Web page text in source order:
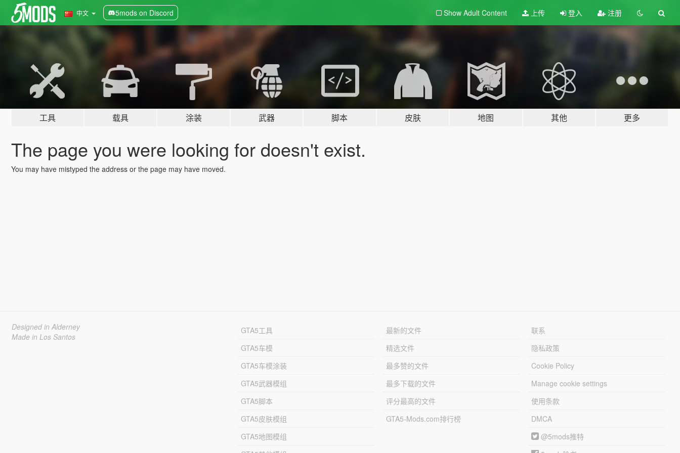
中文 5mods on Discord Show Adult Content 上传 登入 注册
工具 载具 涂装 武器 脚本 皮肤 地图 其他 更多
The page you were looking for doesn't exist.
You may have mistyped the address or the page may have moved.
Designed in Alderney
Made in Los Santos
GTA5工具
GTA5车模
GTA5车模涂装
GTA5武器模组
GTA5脚本
GTA5皮肤模组
GTA5地图模组
最新的文件
精选文件
最多赞的文件
最多下载的文件
评分最高的文件
GTA5-Mods.com排行榜
联系
隐私政策
Cookie Policy
Manage cookie settings
使用条款
DMCA
@5mods推特